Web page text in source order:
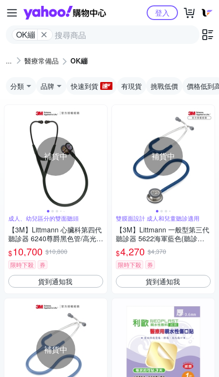
Yahoo購物中心
OK繃
登入
醫療常備品 OK繃
分類 品牌 快速到貨 有現貨 挑戰低價 價格低到
補貨中
成人、幼兒區分的雙面聽頭
【3M】Littmann 心臟科第四代
聽診器 6240尊爵黑色管/高光炫
彩聽頭/煙燻黑金屬杆(聽診器權
威 全球醫界好評與肯定)
$10,700 $10,800
限時下殺
券
貨到通知我
補貨中
補貨中
雙膜面設計 成人和兒童聽診適用
【3M】Littmann 一般型第三代
聽診器 5622海軍藍色(聽診器
權威 全球醫界好評與肯定)
$4,270 $4,370
限時下殺
券
貨到通知我